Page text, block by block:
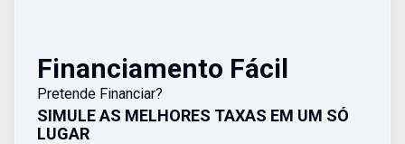
Financiamento Fácil
Pretende Financiar?
SIMULE AS MELHORES TAXAS EM UM SÓ
LUGAR